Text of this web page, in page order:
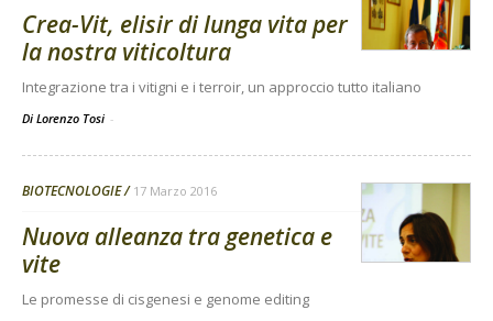
Crea-Vit, elisir di lunga vita per
la nostra viticoltura
Integrazione tra i vitigni e i terroir, un approccio tutto italiano
Di Lorenzo Tosi -
BIOTECNOLOGIE 17 Marzo 2016
Nuova alleanza tra genetica e
vite
Le promesse di cisgenesi e genome editing